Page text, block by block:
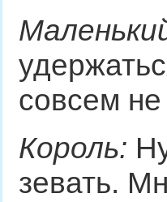
совсем
Король:
зевать.